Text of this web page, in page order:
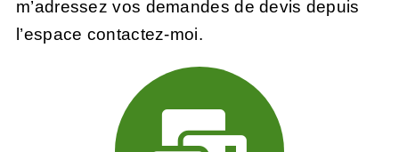
m’adressez vos demandes de devis depuis
l’espace contactez-moi.